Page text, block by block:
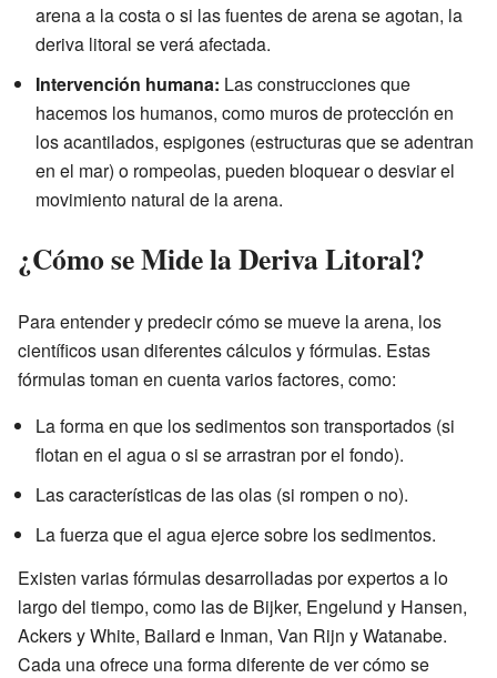
arena a la costa o si las fuentes de arena se agotan, la
deriva litoral se verá afectada.
Intervención humana: Las construcciones que
hacemos los humanos, como muros de protección en
los acantilados, espigones (estructuras que se adentran
en el mar) o rompeolas, pueden bloquear o desviar el
movimiento natural de la arena.
¿Cómo se Mide la Deriva Litoral?
Para entender y predecir cómo se mueve la arena, los
científicos usan diferentes cálculos y fórmulas. Estas
fórmulas toman en cuenta varios factores, como:
La forma en que los sedimentos son transportados (si
flotan en el agua o si se arrastran por el fondo).
Las características de las olas (si rompen o no).
La fuerza que el agua ejerce sobre los sedimentos.
Existen varias fórmulas desarrolladas por expertos a lo
largo del tiempo, como las de Bijker, Engelund y Hansen,
Ackers y White, Bailard e Inman, Van Rijn y Watanabe.
Cada una ofrece una forma diferente de ver cómo se